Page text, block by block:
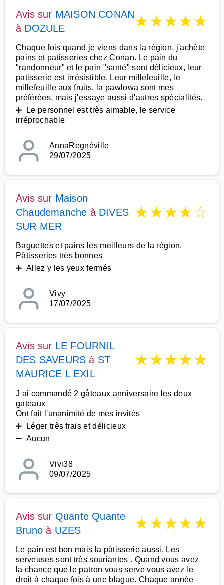
Avis sur MAISON CONAN
à DOZULE ★★★★★
Chaque fois quand je viens dans la région, j'achète
pains et patisseries chez Conan. Le pain du
"randonneur" et le pain "santé" sont délicieux, leur
patisserie est irrésistible. Leur millefeuille, le
millefeuille aux fruits, la pawlowa sont mes
préférées, mais j'essaye aussi d'autres spécialités.
➕ Le personnel est très aimable, le service
irréprochable
AnnaRegnéville
29/07/2025
Avis sur Maison
Chaudemanche à DIVES
SUR MER
★★★★☆
Baguettes et pains les meilleurs de la région.
Pâtisseries très bonnes
➕ Allez y les yeux fermés
Vivy
17/07/2025
Avis sur LE FOURNIL
DES SAVEURS à ST
MAURICE L EXIL
★★★★★
J ai commandé 2 gâteaux anniversaire les deux
gateaux
Ont fait l'unanimité de mes invités
➕ Léger très frais et délicieux
➖ Aucun
Vivi38
09/07/2025
Avis sur Quante Quante
Bruno à UZES ★★★★★
Le pain est bon mais la pâtisserie aussi. Les
serveuses sont très souriantes . Quand vous avez
la chance que le patron vous serve vous avez le
droit à chaque fois à une blague. Chaque année